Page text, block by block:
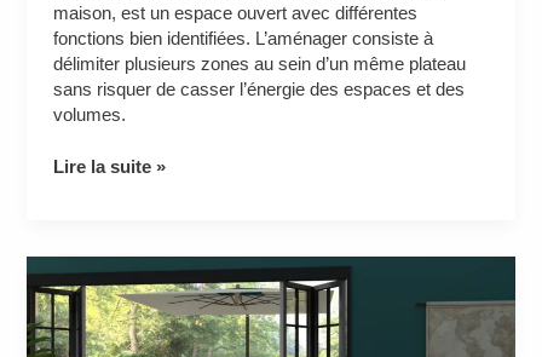
maison, est un espace ouvert avec différentes
fonctions bien identifiées. L’aménager consiste à
délimiter plusieurs zones au sein d’un même plateau
sans risquer de casser l’énergie des espaces et des
volumes.
Lire la suite »
Modification
de
l’espace
et